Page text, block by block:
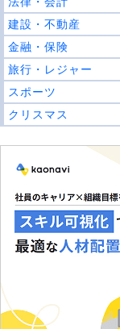
建設・不動産
金融・保険
旅行・レジャー
スポーツ
クリスマス